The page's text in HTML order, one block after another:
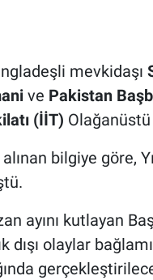
mevkidaşı
ve Pakistan
(İİT)
bilgiye göre,
ayını kutlayan
dışı olaylar